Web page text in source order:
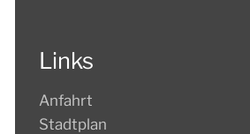
Links
Anfahrt
Stadtplan